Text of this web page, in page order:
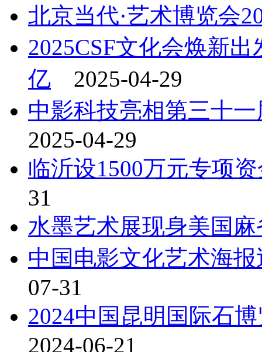
北京当代·艺术博览会
2025CSF文化会焕新
亿
2025-04-29
中影科技亮相第三十
2025-04-29
临沂设1500万元专项
31
水墨艺术展现身美国
中国电影文化艺术海
07-31
2024中国昆明国际石
2024-06-21